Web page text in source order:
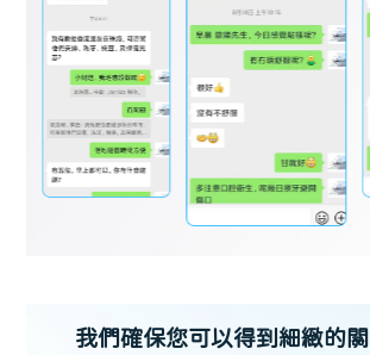
我們確保您可以得到細緻的